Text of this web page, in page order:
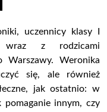
uczennicy klasy I
wraz z rodzicami
Warszawy. Weronika
się, ale również
jak ostatnio: w
pomaganie innym, czy